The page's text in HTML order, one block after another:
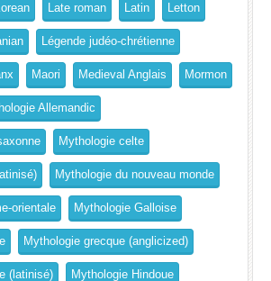
Late roman Latin Letton
Légende judéo-chrétienne
Maori Medieval Anglais Mormon
Allemandic
Mythologie celte
Mythologie du nouveau monde
orientale Mythologie Galloise
Mythologie grecque (anglicized)
(latinisé) Mythologie Hindoue